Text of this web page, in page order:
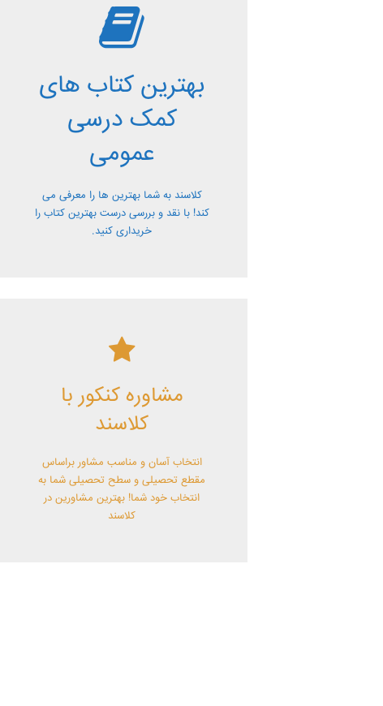
بهترین کتاب های
کمک درسی
عمومی
کلاسند به شما بهترین ها را معرفی می
کند! با نقد و بررسی درست بهترین کتاب را
خریداری کنید.
بررسی بهترین
کتاب های کمک
درسی عمومی
معرفی کتاب های کمک درسی عمومی و
بررسی آن ها کاملا رایگان از کلاسند
مشاوره کنکور با
کلاسند
انتخاب آسان و مناسب مشاور براساس
مقطع تحصیلی و سطح تحصیلی شما به
انتخاب خود شما! بهترین مشاورین در
کلاسند